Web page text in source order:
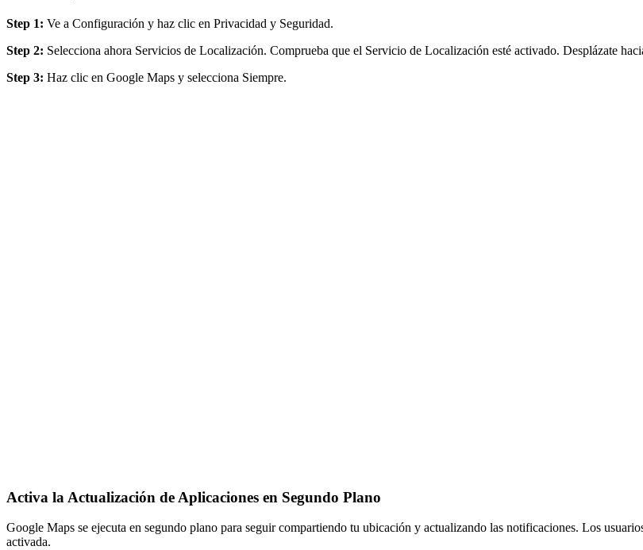
Step 1: Ve a Configuración y haz clic en Privacidad y Seguridad.
Step 2: Selecciona ahora Servicios de Localización. Comprueba que el Servicio de Localización esté activado. Desplázate
Step 3: Haz clic en Google Maps y selecciona Siempre.
Activa la Actualización de Aplicaciones en Segundo Plano
Google Maps se ejecuta en segundo plano para seguir compartiendo tu ubicación y actualizando las notificaciones. Los
activada.